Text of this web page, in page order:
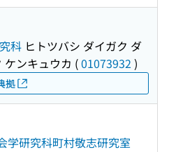
科 ヒトツバシ ダイガク ダ
ケンキュウカ (01073932 )
拠
学研究科町村敬志研究室